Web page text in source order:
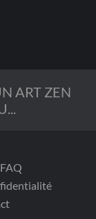
ART ZEN
FAQ